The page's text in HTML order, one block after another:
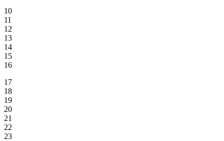
10
11
12
13
14
15
16
17
18
19
20
21
22
23